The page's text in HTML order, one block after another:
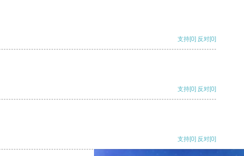
支持[0] 反对[0]
支持[0] 反对[0]
支持[0] 反对[0]